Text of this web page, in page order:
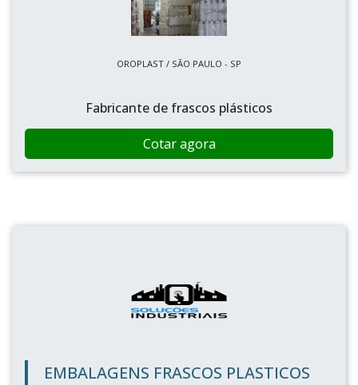
OROPLAST / SÃO PAULO - SP
Fabricante de frascos plásticos
Cotar agora
EMBALAGENS FRASCOS PLASTICOS